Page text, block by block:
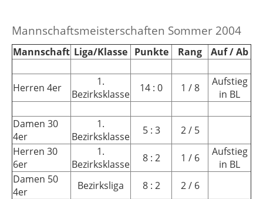
Mannschaftsmeisterschaften Sommer 2004
Mannschaft Liga/Klasse Punkte Rang Auf / Ab
Herren 4er
1.
Bezirksklasse
14 : 0 1 / 8
Aufstieg
in BL
Damen 30
4er
1.
Bezirksklasse
5 : 3
2 / 5
Herren 30
6er
1.
Bezirksklasse
8 : 2 1 / 6
Aufstieg
in BL
Damen 50
4er
Bezirksliga 8 : 2
2 / 6